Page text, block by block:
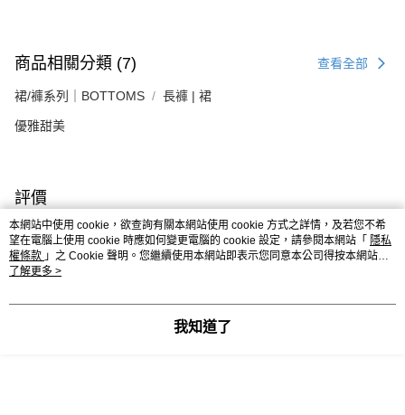
商品相關分類 (7) 查看全部
裙/褲系列｜BOTTOMS 長褲 | 裙
優雅甜美
評價
喜歡這個商品嗎？購買後給他一個好評吧
本分類熱銷
本網站中使用 cookie，欲查詢有關本網站使用 cookie 方式之詳情，及若您不希
望在電腦上使用 cookie 時應如何變更電腦的 cookie 設定，請參閱本網站「 隱私
權條款 」之 Cookie 聲明。您繼續使用本網站即表示您同意本公司得按本網站使
用條款之 Cookie 聲明使用 cookie。
了解更多 >
我知道了